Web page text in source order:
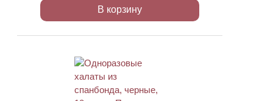
В корзину